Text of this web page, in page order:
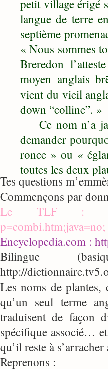
petit village érigé
langue de terre
septième
« Nous sommes
Breredon
moyen anglais
vient du vieil
down “colline”. »
Ce nom n’a
demander
ronce » ou «
toutes les deux
Tes questions
Commençons par
Le TLF : http://
p=combi.htm;java=no;
Encyclopedia.com :
Bilingue
http://
Les noms de plantes,
qu’un seul terme
traduisent de façon
spécifique associé…
qu’il reste à
Reprenons :